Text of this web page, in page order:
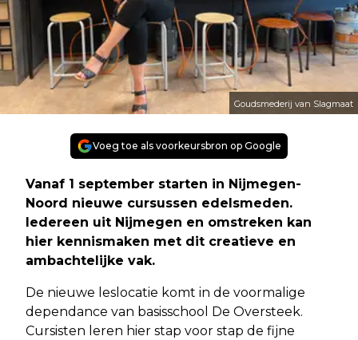
Goudsmederij van Slagmaat
Voeg toe als voorkeursbron op Google
Vanaf 1 september starten in Nijmegen-
Noord nieuwe cursussen edelsmeden.
Iedereen uit Nijmegen en omstreken kan
hier kennismaken met dit creatieve en
ambachtelijke vak.
De nieuwe leslocatie komt in de voormalige
dependance van basisschool De Oversteek.
Cursisten leren hier stap voor stap de fijne